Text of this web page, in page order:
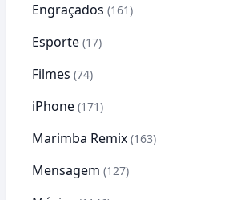
Engraçados (161)
Esporte (17)
Filmes (74)
iPhone (171)
Marimba Remix (163)
Mensagem (127)